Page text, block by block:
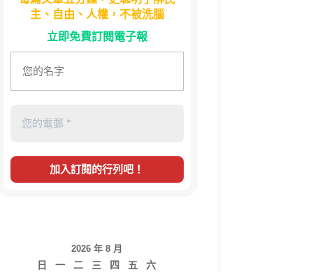
主、自由、人權，不被洗腦
立即免費訂閱電子報
2026 年 8 月
日 一 二 三 四 五
六